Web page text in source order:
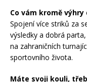
Co vám kromě
Spojení více striků za
výsledky a dobrá
na zahraničních
sportovního života.
Máte svoji kouli,